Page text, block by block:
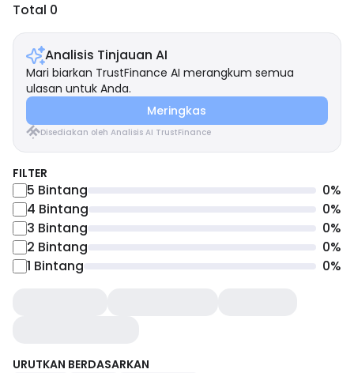
Total 0
Analisis Tinjauan AI
Mari biarkan TrustFinance AI merangkum semua
ulasan untuk Anda.
Meringkas
Disediakan oleh Analisis AI TrustFinance
FILTER
5 Bintang 0%
4 Bintang 0%
3 Bintang 0%
2 Bintang 0%
1 Bintang 0%
URUTKAN BERDASARKAN